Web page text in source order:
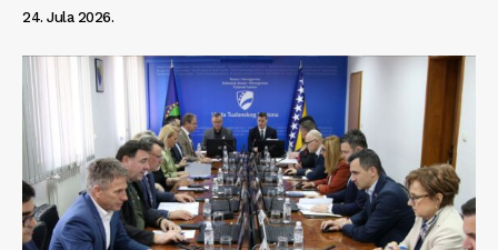
Info
O nama
Kontakt
Impressum
24. Jula 2026.